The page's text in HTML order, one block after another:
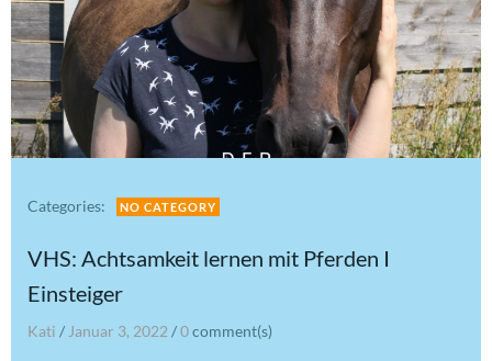
Categories: NO CATEGORY
VHS: Achtsamkeit lernen mit Pferden I
Einsteiger
Kati / Januar 3, 2022 /0comment(s)